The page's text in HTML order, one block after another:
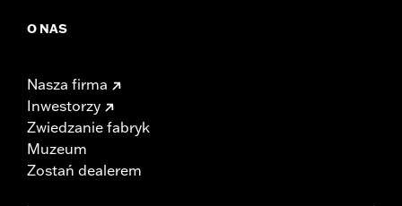
O NAS
Nasza firma
Inwestorzy
Zwiedzanie fabryk
Muzeum
Zostań dealerem